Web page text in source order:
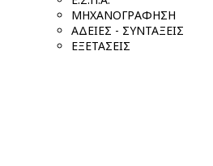
ΜΗΧΑΝΟΓΡΑΦΗΣΗ
ΑΔΕΙΕΣ - ΣΥΝΤΑΞΕΙΣ
ΕΞΕΤΑΣΕΙΣ